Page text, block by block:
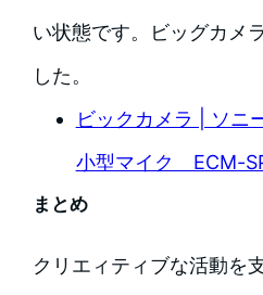
い状態です。ビッグカメ
した。
ビックカメラ | ソニ
小型マイク ECM-
まとめ
クリエィティブな活動を